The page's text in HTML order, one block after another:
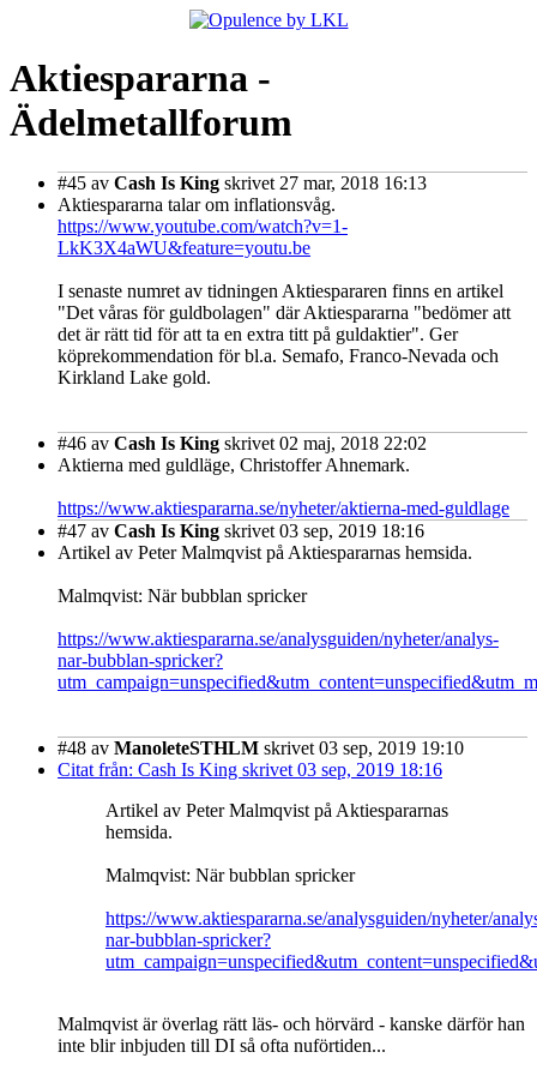
Aktiespararna -
Ädelmetallforum
#45 av Cash Is King skrivet 27 mar, 2018 16:13
Aktiespararna talar om inflationsvåg.
https://www.youtube.com/watch?v=1-
LkK3X4aWU&feature=youtu.be
I senaste numret av tidningen Aktiespararen finns en artikel
"Det våras för guldbolagen" där Aktiespararna "bedömer att
det är rätt tid för att ta en extra titt på guldaktier". Ger
köprekommendation för bl.a. Semafo, Franco-Nevada och
Kirkland Lake gold.
#46 av Cash Is King skrivet 02 maj, 2018 22:02
Aktierna med guldläge, Christoffer Ahnemark.
https://www.aktiespararna.se/nyheter/aktierna-med-guldlage
#47 av Cash Is King skrivet 03 sep, 2019 18:16
Artikel av Peter Malmqvist på Aktiespararnas hemsida.
Malmqvist: När bubblan spricker
https://www.aktiespararna.se/analysguiden/nyheter/analys-
nar-bubblan-spricker?
#48 av ManoleteSTHLM skrivet 03 sep, 2019 19:10
Citat från: Cash Is King skrivet 03 sep, 2019 18:16
Artikel av Peter Malmqvist på Aktiespararnas
hemsida.
Malmqvist: När bubblan spricker
https://www.aktiespararna.se/analysguiden/nyheter/
nar-bubblan-spricker?
Malmqvist är överlag rätt läs- och hörvärd - kanske därför han
inte blir inbjuden till DI så ofta nuförtiden...